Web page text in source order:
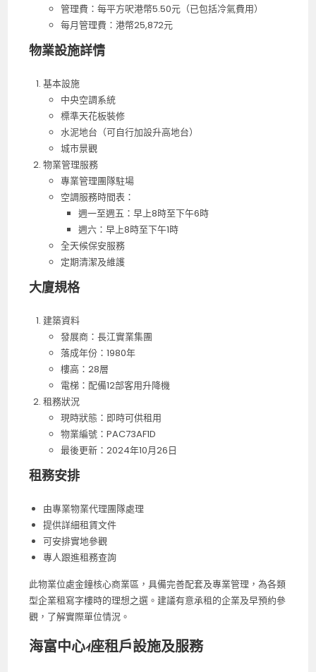
管理費：每平方呎港幣5.50元（已包括冷氣費用）
每月管理費：港幣25,872元
物業設施詳情
基本設施
中央空調系統
標準天花板裝修
水泥地台（可自行加設升高地台）
城市景觀
物業管理服務
專業管理團隊駐場
空調服務時間表：
週一至週五：早上8時至下午6時
週六：早上8時至下午1時
全天候保安服務
定期清潔及維護
大廈規格
建築資料
發展商：長江實業集團
落成年份：1980年
樓高：28層
電梯：配備12部客用升降機
租務狀況
現時狀態：即時可供租用
物業編號：PAC73AF1D
最後更新：2024年10月26日
租務安排
由專業物業代理團隊處理
提供詳細租賃文件
可安排實地參觀
專人跟進租務查詢
此物業位處金鐘核心商業區，具備完善配套及專業管理，為各類
型企業租寫字樓時的理想之選。建議有意承租的企業及早預約參
觀，了解實際單位情況。
海富中心1座租戶設施及服務